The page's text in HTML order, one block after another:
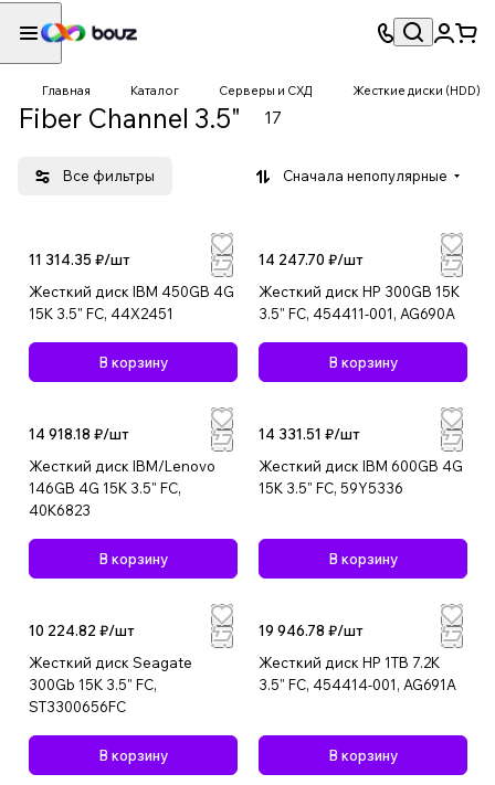
Главная Каталог Серверы и СХД Жесткие диски (HDD)
Fiber Channel 3.5" 17
Все фильтры Сначала непопулярные
11 314.35 ₽/шт
Жесткий диск IBM 450GB 4G
15K 3.5" FC, 44X2451
В корзину
14 247.70 ₽/шт
Жесткий диск HP 300GB 15K
3.5" FC, 454411-001, AG690A
В корзину
14 918.18 ₽/шт
Жесткий диск IBM/Lenovo
146GB 4G 15K 3.5" FC,
40K6823
В корзину
14 331.51 ₽/шт
Жесткий диск IBM 600GB 4G
15K 3.5" FC, 59Y5336
В корзину
10 224.82 ₽/шт
Жесткий диск Seagate
300Gb 15K 3.5" FC,
ST3300656FC
В корзину
19 946.78 ₽/шт
Жесткий диск HP 1TB 7.2K
3.5" FC, 454414-001, AG691A
В корзину